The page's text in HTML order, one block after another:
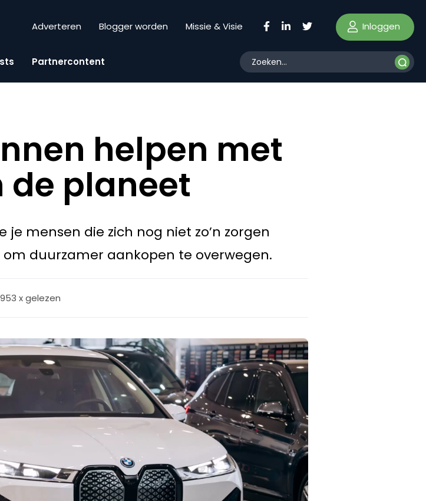
Adverteren Blogger worden Missie & Visie Inloggen
Partnercontent
helpen met
de planeet
mensen die zich nog niet zo’n zorgen
duurzamer aankopen te overwegen.
x gelezen